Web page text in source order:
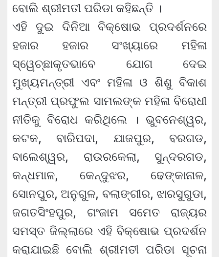
ବୋଲି ଶ୍ରୀମତୀ ପରିଡା କହିଛନ୍ତି ।
ଏହି ଦୁଇ ଦିନିଆ ବିକ୍ଷୋଭ ପ୍ରଦର୍ଶନରେ
ହଜାର ହଜାର ସଂଖ୍ୟାରେ ମହିଳା
ସ୍ୱେଚ୍ଛାକୃତଭାବେ ଯୋଗ ଦେଇ
ମୁଖ୍ୟମନ୍ତ୍ରୀ ଏବଂ ମହିଳା ଓ ଶିଶୁ ବିକାଶ
ମନ୍ତ୍ରୀ ପ୍ରଫୁଲ ସାମଲଙ୍କ ମହିଳା ବିରୋଧୀ
ନୀତିକୁ ବିରୋଧ କରିଥିଲେ । ଭୁବନେଶ୍ୱର,
କଟକ, ବାରିପଦା, ଯାଜପୁର, ବରଗଡ,
ବାଲେଶ୍ୱର, ରାଉରକେଲା, ସୁନ୍ଦରଗଡ,
କନ୍ଧମାଳ, କେନ୍ଦୁଝର, ଢେଙ୍କାନାଳ,
ସୋନପୁର, ଅନୁଗୁଳ, ବଲାଙ୍ଗୀର, ଝାରସୁଗୁଡା,
ଜଗତସିଂହପୁର, ଗଂଜାମ ସମେତ ରାଜ୍ୟର
ସମସ୍ତ ଜିଲ୍ଲାରେ ଏହି ବିକ୍ଷୋଭ ପ୍ରଦର୍ଶନ
କରାଯାଇଛି ବୋଲି ଶ୍ରୀମତୀ ପରିଡା ସୂଚନା